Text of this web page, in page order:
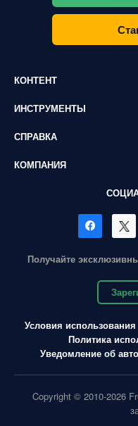
КОНТЕНТ
ИНСТРУМЕНТЫ
СПРАВКА
КОМПАНИЯ
Получайте
Условия использования
Политика
Уведомление об
Copyright © 2010-2026